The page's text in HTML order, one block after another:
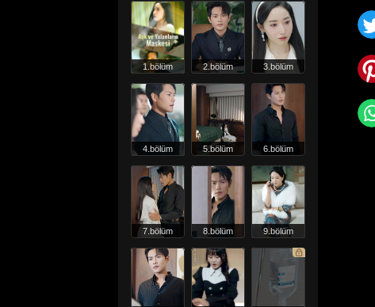
1.bölüm 2.bölüm 3.bölüm
4.bölüm 5.bölüm 6.bölüm
7.bölüm 8.bölüm 9.bölüm